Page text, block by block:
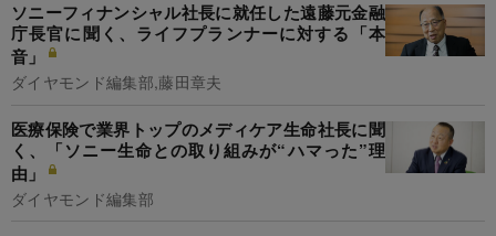
ソニーフィナンシャル社長に就任した遠藤元金融
庁長官に聞く、ライフプランナーに対する「本
音」
ダイヤモンド編集部,藤田章夫
医療保険で業界トップのメディケア生命社長に聞
く、「ソニー生命との取り組みが“ハマった”理
由」
ダイヤモンド編集部